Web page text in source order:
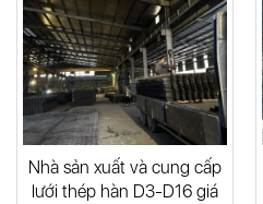
Nhà sản xuất và cung cấp
lưới thép hàn D3-D16 giá